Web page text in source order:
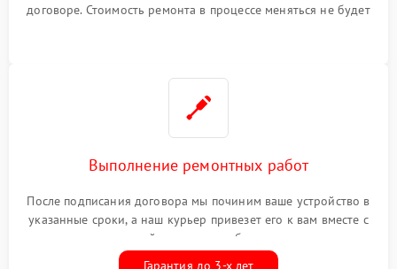
договоре. Стоимость ремонта в процессе меняться не будет
Выполнение ремонтных работ
После подписания договора мы починим ваше устройство в
указанные сроки, а наш курьер привезет его к вам вместе с
гарантийным талоном бесплатно
Гарантия до 3-х лет